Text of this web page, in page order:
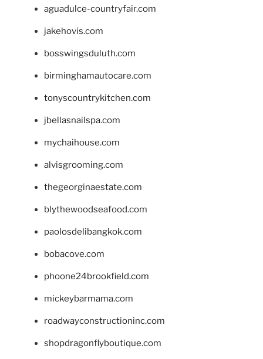
aguadulce-countryfair.com
jakehovis.com
bosswingsduluth.com
birminghamautocare.com
tonyscountrykitchen.com
jbellasnailspa.com
mychaihouse.com
alvisgrooming.com
thegeorginaestate.com
blythewoodseafood.com
paolosdelibangkok.com
bobacove.com
phoone24brookfield.com
mickeybarmama.com
roadwayconstructioninc.com
shopdragonflyboutique.com